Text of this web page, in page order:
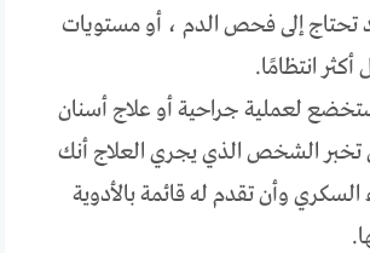
تحتاج إلى فحص الدم ، أو مستويات
انتظامًا.
لعملية جراحية أو علاج أسنان
الشخص الذي يجري العلاج أنك
وأن تقدم له قائمة بالأدوية